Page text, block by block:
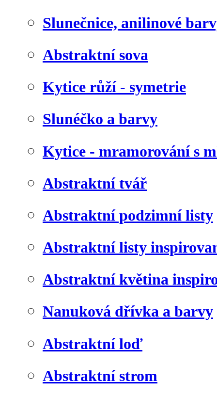
Slunečnice, anilinové
Abstraktní sova
Kytice růží - symetrie
Slunéčko a barvy
Kytice - mramorování s
Abstraktní tvář
Abstraktní podzimní listy
Abstraktní listy
Abstraktní květina
Nanuková dřívka a barvy
Abstraktní loď
Abstraktní strom